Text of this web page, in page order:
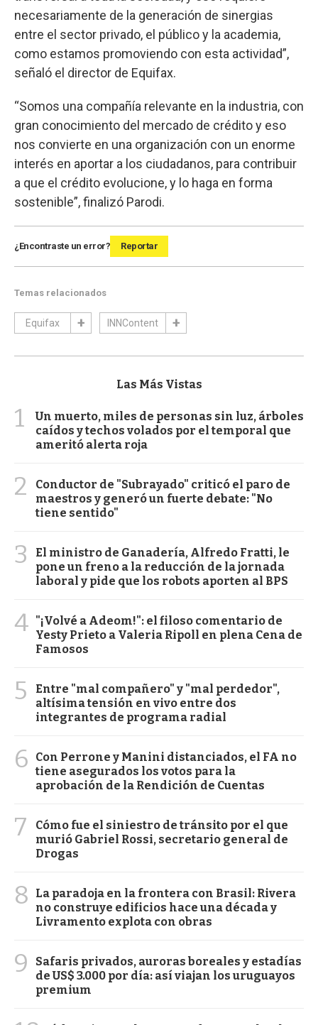
necesariamente de la generación de sinergias
entre el sector privado, el público y la academia,
como estamos promoviendo con esta actividad”,
señaló el director de Equifax.
“Somos una compañía relevante en la industria, con
gran conocimiento del mercado de crédito y eso
nos convierte en una organización con un enorme
interés en aportar a los ciudadanos, para contribuir
a que el crédito evolucione, y lo haga en forma
sostenible”, finalizó Parodi.
¿Encontraste un error? Reportar
Temas relacionados
Equifax INNContent
Las Más Vistas
1
Un muerto, miles de personas sin luz, árboles
caídos y techos volados por el temporal que
ameritó alerta roja
2
Conductor de "Subrayado" criticó el paro de
maestros y generó un fuerte debate: "No
tiene sentido"
3
El ministro de Ganadería, Alfredo Fratti, le
pone un freno a la reducción de la jornada
laboral y pide que los robots aporten al BPS
4 "¡Volvé a Adeom!": el filoso comentario de
Yesty Prieto a Valeria Ripoll en plena Cena de
Famosos
5
Entre "mal compañero" y "mal perdedor",
altísima tensión en vivo entre dos
integrantes de programa radial
6
Con Perrone y Manini distanciados, el FA no
tiene asegurados los votos para la
aprobación de la Rendición de Cuentas
7
Cómo fue el siniestro de tránsito por el que
murió Gabriel Rossi, secretario general de
Drogas
8
La paradoja en la frontera con Brasil: Rivera
no construye edificios hace una década y
Livramento explota con obras
9
Safaris privados, auroras boreales y estadías
de US$ 3.000 por día: así viajan los uruguayos
premium